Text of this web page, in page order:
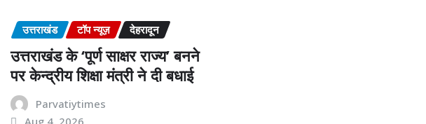
उत्तराखंड टॉप न्यूज़ देहरादून
उत्तराखंड के ‘पूर्ण साक्षर राज्य’ बनने
पर केन्द्रीय शिक्षा मंत्री ने दी बधाई
Parvatiytimes